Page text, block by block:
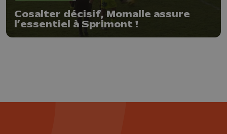
Cosalter décisif, Momalle assure
l’essentiel à Sprimont !